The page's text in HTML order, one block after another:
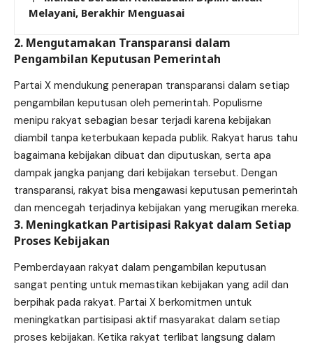
Melayani, Berakhir Menguasai
2. Mengutamakan Transparansi dalam
Pengambilan Keputusan Pemerintah
Partai X mendukung penerapan transparansi dalam setiap
pengambilan keputusan oleh pemerintah. Populisme
menipu rakyat sebagian besar terjadi karena kebijakan
diambil tanpa keterbukaan kepada publik. Rakyat harus tahu
bagaimana kebijakan dibuat dan diputuskan, serta apa
dampak jangka panjang dari kebijakan tersebut. Dengan
transparansi, rakyat bisa mengawasi keputusan pemerintah
dan mencegah terjadinya kebijakan yang merugikan mereka.
3. Meningkatkan Partisipasi Rakyat dalam Setiap
Proses Kebijakan
Pemberdayaan rakyat dalam pengambilan keputusan
sangat penting untuk memastikan kebijakan yang adil dan
berpihak pada rakyat. Partai X berkomitmen untuk
meningkatkan partisipasi aktif masyarakat dalam setiap
proses kebijakan. Ketika rakyat terlibat langsung dalam